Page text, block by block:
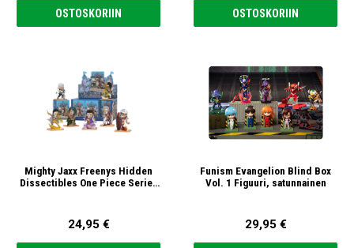
OSTOSKORIIN OSTOSKORIIN
Mighty Jaxx Freenys Hidden
Dissectibles One Piece Series
24,95 €
Funism Evangelion Blind Box
Vol. 1 Figuuri, satunnainen
29,95 €